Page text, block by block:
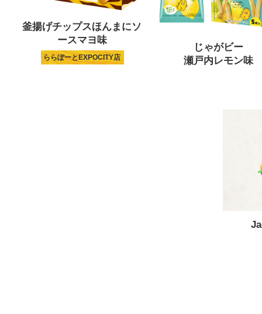
釜揚げチップスほんまにソ
ースマヨ味
ららぽーとEXPOCITY店
じゃがビー
瀬戸内レモン味